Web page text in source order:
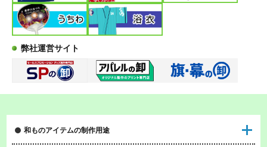
弊社運営サイト
和ものアイテムの制作用途